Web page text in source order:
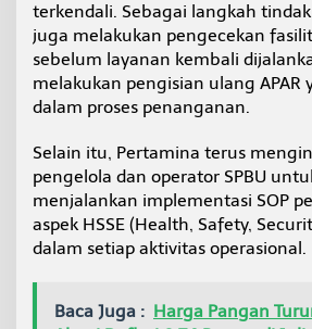
terkendali. Sebagai langkah
juga melakukan pengecekan
sebelum layanan kembali
melakukan pengisian ulang APAR
dalam proses penanganan.
Selain itu, Pertamina terus
pengelola dan operator SPBU
menjalankan implementasi SOP
aspek HSSE (Health, Safety,
dalam setiap aktivitas operasional.
Baca Juga : Harga Pangan